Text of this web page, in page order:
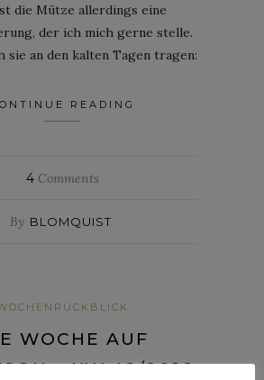
die Mütze allerdings eine
der ich mich gerne stelle.
sie an den kalten Tagen tragen:
READING
4Comments
By BLOMQUIST
WOCHE AUF
– KW 42/2016